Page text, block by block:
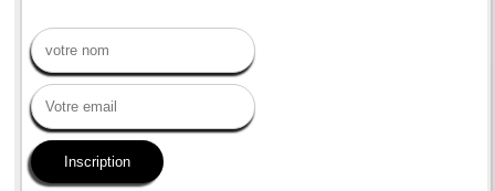
Inscription